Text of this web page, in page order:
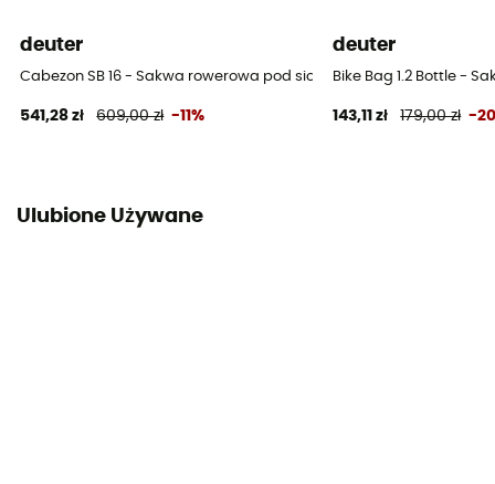
deuter
Cabezon SB 16 - Sakwa rowerowa pod siodełko
541,28 zł 609,00 zł -11%
deuter
Bike Bag 1.2 Bottle -
143,11 zł 179,00 zł -
Ulubione Używane